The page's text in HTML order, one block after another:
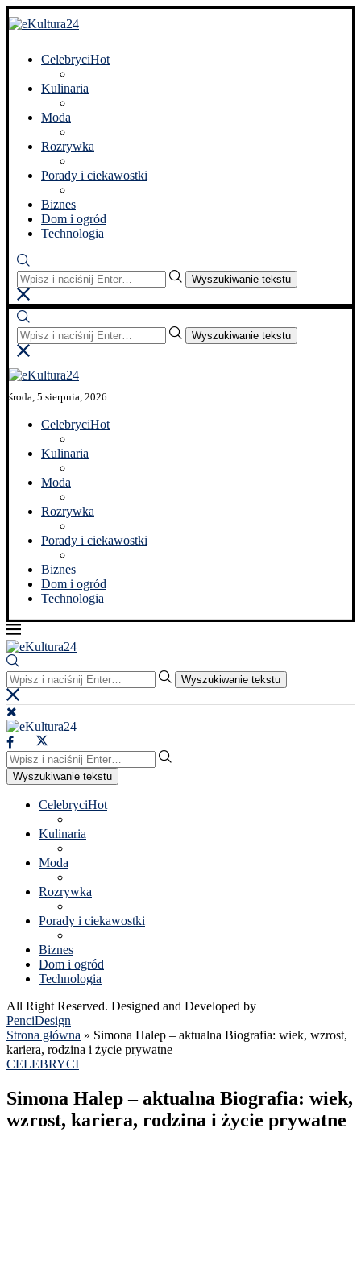
CelebryciHot
Kulinaria
Moda
Rozrywka
Porady i ciekawostki
Biznes
Dom i ogród
Technologia
Wyszukiwanie tekstu
Wyszukiwanie tekstu
środa, 5 sierpnia, 2026
CelebryciHot
Kulinaria
Moda
Rozrywka
Porady i ciekawostki
Biznes
Dom i ogród
Technologia
Wyszukiwanie tekstu
Wyszukiwanie tekstu
CelebryciHot
Kulinaria
Moda
Rozrywka
Porady i ciekawostki
Biznes
Dom i ogród
Technologia
All Right Reserved. Designed and Developed by
PenciDesign
Strona główna » Simona Halep – aktualna Biografia: wiek, wzrost,
kariera, rodzina i życie prywatne
CELEBRYCI
Simona Halep – aktualna Biografia: wiek,
wzrost, kariera, rodzina i życie prywatne